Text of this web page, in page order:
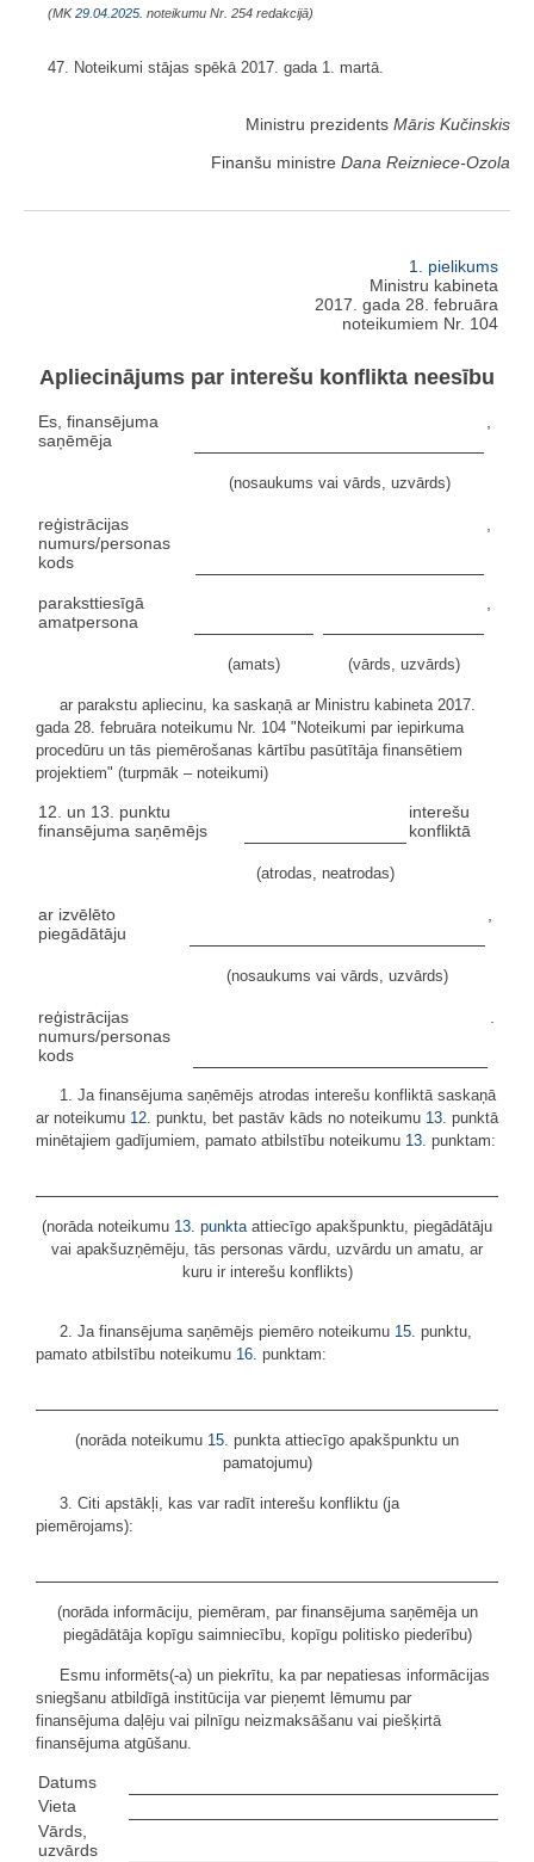
(MK29.04.2025. noteikumu Nr. 254 redakcijā)
47. Noteikumi stājas spēkā 2017. gada 1. martā.
Ministru prezidents Māris Kučinskis
Finanšu ministre Dana Reizniece-Ozola
1. pielikums
Ministru kabineta
2017. gada 28. februāra
noteikumiem Nr. 104
Apliecinājums par interešu konflikta neesību
Es, finansējuma
saņēmēja
(nosaukums vai vārds, uzvārds)
reģistrācijas
numurs/personas
kods
paraksttiesīgā
amatpersona
(amats) (vārds, uzvārds)
ar parakstu apliecinu, ka saskaņā ar Ministru kabineta 2017.
gada 28. februāra noteikumu Nr. 104 "Noteikumi par iepirkuma
procedūru un tās piemērošanas kārtību pasūtītāja finansētiem
projektiem" (turpmāk – noteikumi)
12. un 13. punktu
finansējuma saņēmējs
interešu
konfliktā
(atrodas, neatrodas)
ar izvēlēto
piegādātāju
(nosaukums vai vārds, uzvārds)
reģistrācijas
numurs/personas
kods
1. Ja finansējuma saņēmējs atrodas interešu konfliktā saskaņā
ar noteikumu 12. punktu, bet pastāv kāds no noteikumu 13. punktā
minētajiem gadījumiem, pamato atbilstību noteikumu 13. punktam:
(norāda noteikumu 13. punkta attiecīgo apakšpunktu, piegādātāju
vai apakšuzņēmēju, tās personas vārdu, uzvārdu un amatu, ar
kuru ir interešu konflikts)
2. Ja finansējuma saņēmējs piemēro noteikumu 15. punktu,
pamato atbilstību noteikumu 16. punktam:
(norāda noteikumu 15. punkta attiecīgo apakšpunktu un
pamatojumu)
3. Citi apstākļi, kas var radīt interešu konfliktu (ja
piemērojams):
(norāda informāciju, piemēram, par finansējuma saņēmēja un
piegādātāja kopīgu saimniecību, kopīgu politisko piederību)
Esmu informēts(-a) un piekrītu, ka par nepatiesas informācijas
sniegšanu atbildīgā institūcija var pieņemt lēmumu par
finansējuma daļēju vai pilnīgu neizmaksāšanu vai piešķirtā
finansējuma atgūšanu.
Datums
Vieta
Vārds,
uzvārds